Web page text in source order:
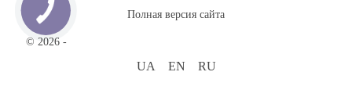
Полная версия сайта
© 2026 -
UA EN RU